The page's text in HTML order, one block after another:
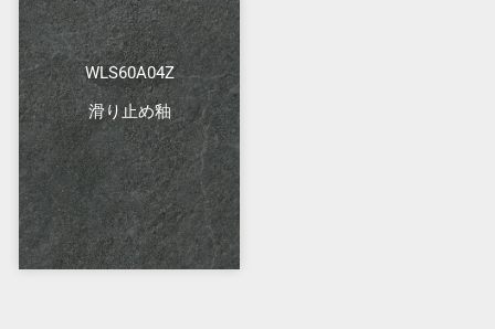
WLS60A04Z
滑り止め釉